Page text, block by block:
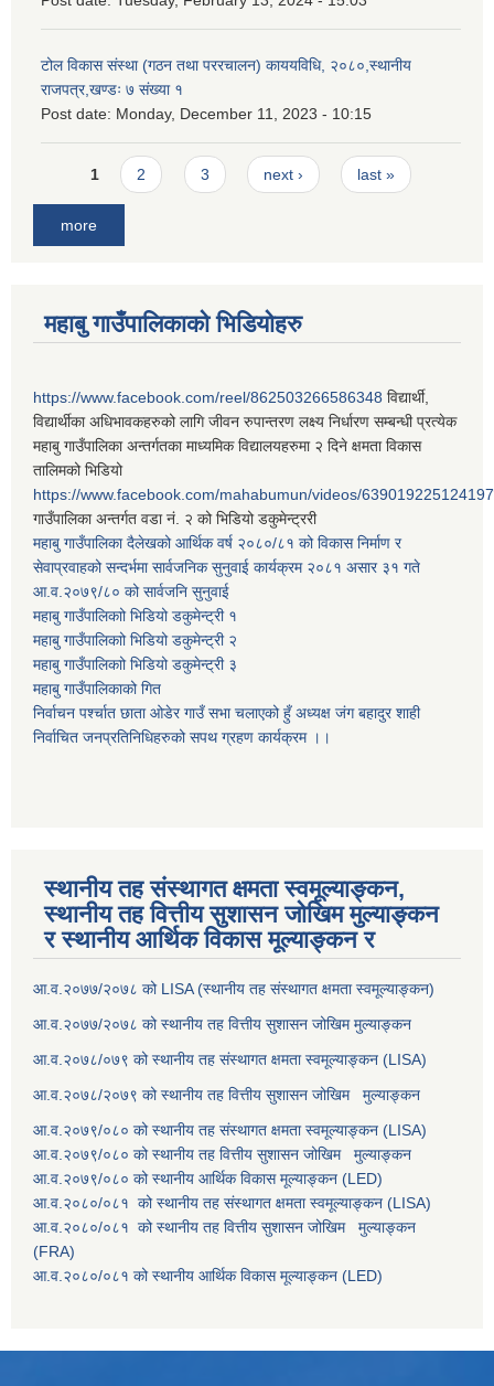
टोल विकास संस्था (गठन तथा पररचालन) काययविधि, २०८०,स्थानीय
राजपत्र,खण्डः ७ संख्या १
Post date: Monday, December 11, 2023 - 10:15
Pages
1 2 3 next › last »
more
महाबु गाउँपालिकाको भिडियोहरु
https://www.facebook.com/reel/862503266586348 विद्यार्थी,
विद्यार्थीका अधिभावकहरुको लागि जीवन रुपान्तरण लक्ष्य निर्धारण सम्बन्धी प्रत्येक
महाबु गाउँपालिका अन्तर्गतका माध्यमिक विद्यालयहरुमा २ दिने क्षमता विकास
तालिमको भिडियो
https://www.facebook.com/mahabumun/videos/639019225124197
गाउँपालिका अन्तर्गत वडा नं. २ को भिडियो डकुमेन्ट्ररी
महाबु गाउँपालिका दैलेखको आर्थिक वर्ष २०८०/८१ को विकास निर्माण र
सेवाप्रवाहको सन्दर्भमा सार्वजनिक सुनुवाई कार्यक्रम २०८१ असार ३१ गते
आ.व.२०७९/८० को सार्वजनि सुनुवाई
महाबु गाउँपालिकाो भिडियो डकुमेन्ट्री १
महाबु गाउँपालिकाो भिडियो डकुमेन्ट्री २
महाबु गाउँपालिकाो भिडियो डकुमेन्ट्री ३
महाबु गाउँपालिकाको गित
निर्वाचन पर्श्चात छाता ओडेर गाउँ सभा चलाएको हुँ अध्यक्ष जंग बहादुर शाही
निर्वाचित जनप्रतिनिधिहरुको सपथ ग्रहण कार्यक्रम ।।
स्थानीय तह संस्थागत क्षमता स्वमूल्याङ्कन,
स्थानीय तह वित्तीय सुशासन जोखिम मुल्याङ्कन
र स्थानीय आर्थिक विकास मूल्याङ्कन र
आ.व.२०७७/२०७८ को LISA (स्थानीय तह संस्थागत क्षमता स्वमूल्याङ्कन)
आ.व.२०७७/२०७८ को स्थानीय तह वित्तीय सुशासन जोखिम मुल्याङ्कन
आ.व.२०७८/०७९ को स्थानीय तह संस्थागत क्षमता स्वमूल्याङ्कन (LISA)
आ.व.२०७८/२०७९ को स्थानीय तह वित्तीय सुशासन जोखिम मुल्याङ्कन
आ.व.२०७९/०८० को स्थानीय तह संस्थागत क्षमता स्वमूल्याङ्कन (LISA)
आ.व.२०७९/०८० को स्थानीय तह वित्तीय सुशासन जोखिम मुल्याङ्कन
आ.व.२०७९/०८० को स्थानीय आर्थिक विकास मूल्याङ्कन (LED)
आ.व.२०८०/०८१ को स्थानीय तह संस्थागत क्षमता स्वमूल्याङ्कन (LISA)
आ.व.२०८०/०८१ को स्थानीय तह वित्तीय सुशासन जोखिम मुल्याङ्कन
(FRA)
आ.व.२०८०/०८१ को स्थानीय आर्थिक विकास मूल्याङ्कन (LED)